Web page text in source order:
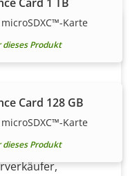
Karte
Produkt
Card 128 GB
Karte
Produkt
kaufen?